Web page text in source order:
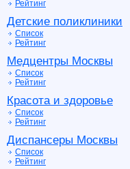
Рейтинг
Детские поликлиники
Список
Рейтинг
Медцентры Москвы
Список
Рейтинг
Красота и здоровье
Список
Рейтинг
Диспансеры Москвы
Список
Рейтинг